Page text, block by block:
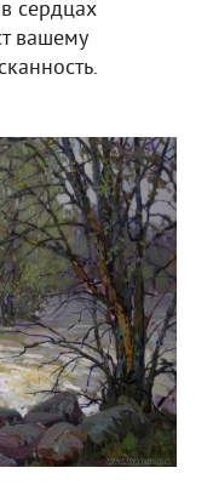
сердцах
вашему